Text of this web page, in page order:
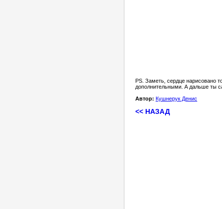
PS. Заметь, сердце нарисовано
дополнительными. А дальше ты
Автор: Кушнерук Денис
<< НАЗАД